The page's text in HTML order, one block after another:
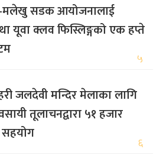
सडक आयोजनालाई
यूवा क्लव फिस्लिङ्गको एक हप्ते
५
जलदेवी मन्दिर मेलाका लागि
तूलाचनद्वारा ५१ हजार
६